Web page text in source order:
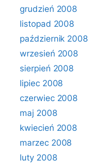
grudzień 2008
listopad 2008
październik 2008
wrzesień 2008
sierpień 2008
lipiec 2008
czerwiec 2008
maj 2008
kwiecień 2008
marzec 2008
luty 2008